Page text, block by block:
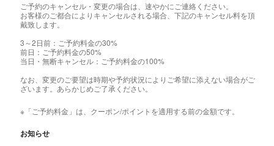
ご予約のキャンセル・変更の場合は、速やかにご連絡ください。
お客様のご都合によりキャンセルされる場合、下記のキャンセル料を頂
戴致します。
3～2日前：ご予約料金の30%
前日：ご予約料金の50%
当日・無断キャンセル：ご予約料金の100%
なお、変更のご要望は時期や予約状況によりご希望に添えない場合がご
ざいます。あらかじめご了承ください。
※「ご予約料金」は、クーポン/ポイントを適用する前の金額です。
お知らせ